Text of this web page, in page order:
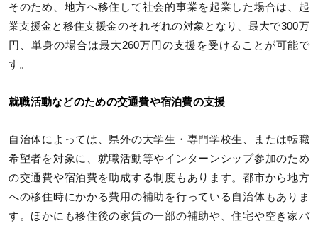
そのため、地方へ移住して社会的事業を起業した場合は、起
業支援金と移住支援金のそれぞれの対象となり、最大で300万
円、単身の場合は最大260万円の支援を受けることが可能で
す。
就職活動などのための交通費や宿泊費の支援
自治体によっては、県外の大学生・専門学校生、または転職
希望者を対象に、就職活動等やインターンシップ参加のため
の交通費や宿泊費を助成する制度もあります。都市から地方
への移住時にかかる費用の補助を行っている自治体もありま
す。ほかにも移住後の家賃の一部の補助や、住宅や空き家バ